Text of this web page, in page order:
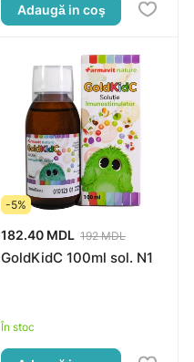
Adaugă in coş
-5%
182.40 MDL 192 MDL
GoldKidC 100ml sol. N1
În stoc